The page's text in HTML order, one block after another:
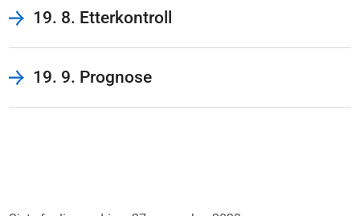
19. 8. Etterkontroll
19. 9. Prognose